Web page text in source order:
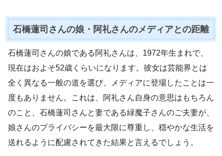
石橋蓮司さんの娘・阿礼さんのメディアとの距離
石橋蓮司さんの娘である阿礼さんは、1972年生まれで、
現在はおよそ52歳くらいになります。彼女は芸能界とは
全く異なる一般の道を選び、メディアに登場したことは一
度もありません。これは、阿礼さん自身の意思はもちろん
のこと、石橋蓮司さんと妻である緑魔子さんのご夫妻が、
娘さんのプライバシーを最大限に尊重し、穏やかな生活を
送れるように配慮されてきた結果と言えるでしょう。